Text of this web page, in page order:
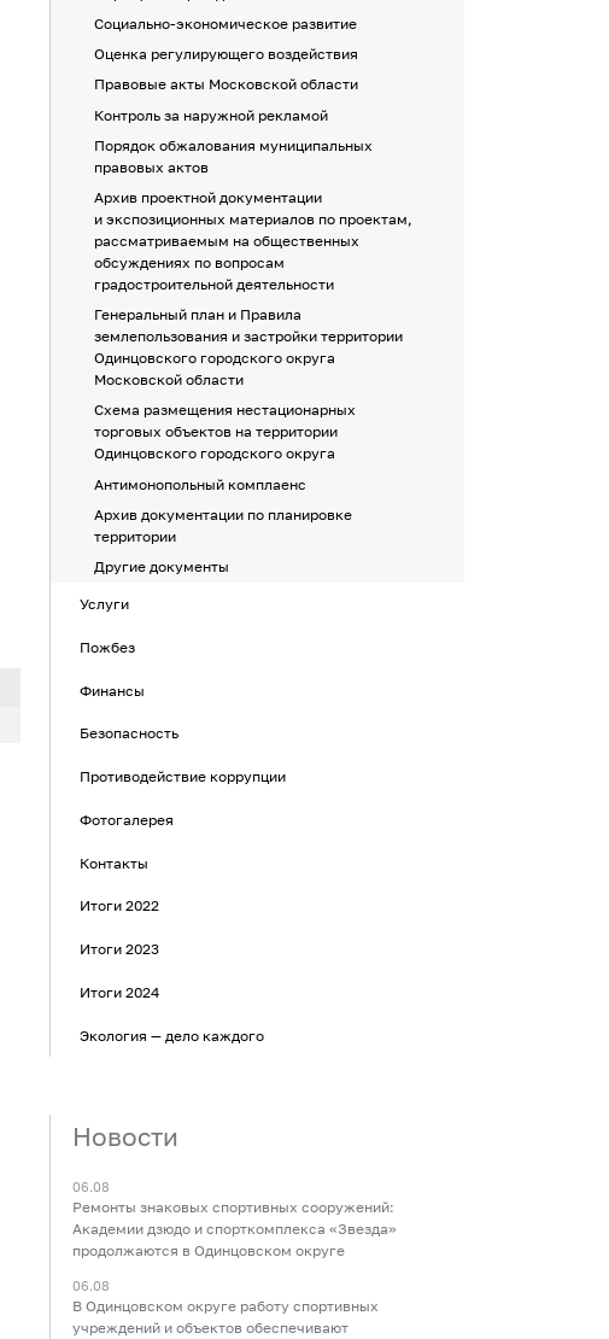
Социально-экономическое развитие
Оценка регулирующего воздействия
Правовые акты Московской области
Контроль за наружной рекламой
Порядок обжалования муниципальных
правовых актов
Архив проектной документации
и экспозиционных материалов по проектам,
рассматриваемым на общественных
обсуждениях по вопросам
градостроительной деятельности
Генеральный план и Правила
землепользования и застройки территории
Одинцовского городского округа
Московской области
Схема размещения нестационарных
торговых объектов на территории
Одинцовского городского округа
Антимонопольный комплаенс
Архив документации по планировке
территории
Другие документы
Услуги
Пожбез
Финансы
Безопасность
Противодействие коррупции
Фотогалерея
Контакты
Итоги 2022
Итоги 2023
Итоги 2024
Экология — дело каждого
Новости
06.08
Ремонты знаковых спортивных сооружений:
Академии дзюдо и спорткомплекса «Звезда»
продолжаются в Одинцовском округе
06.08
В Одинцовском округе работу спортивных
учреждений и объектов обеспечивают